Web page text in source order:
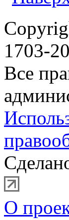
1703-
Все
О